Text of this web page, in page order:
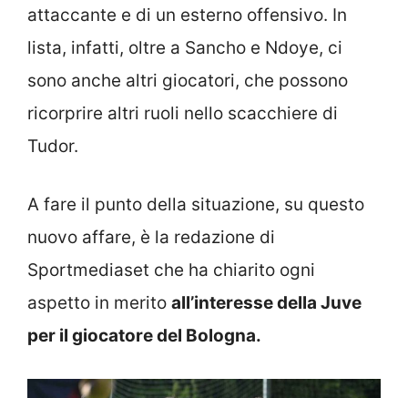
attaccante e di un esterno offensivo. In
lista, infatti, oltre a Sancho e Ndoye, ci
sono anche altri giocatori, che possono
ricorprire altri ruoli nello scacchiere di
Tudor.
A fare il punto della situazione, su questo
nuovo affare, è la redazione di
Sportmediaset che ha chiarito ogni
aspetto in merito all’interesse della Juve
per il giocatore del Bologna.